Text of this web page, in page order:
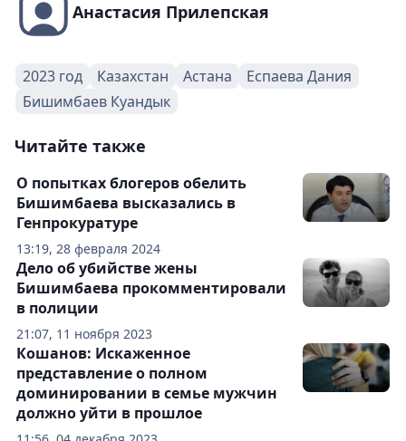
Анастасия Прилепская
2023 год Казахстан Астана
Еспаева Дания
Бишимбаев Куандык
Читайте также
13:19, 28 февраля 2024
О попытках блогеров обелить
Бишимбаева высказались в
Генпрокуратуре
21:07, 11 ноября 2023
Дело об убийстве жены
Бишимбаева прокомментировали
в полиции
Кошанов: Искаженное
представление о полном
доминировании в семье мужчин
должно уйти в прошлое